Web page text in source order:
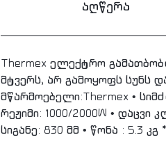
აღწერა
Thermex ელექტრო
მტვერს, არ გამოყოფს სუნს
მწარმოებელი:Thermex •
რეჟიმი: 1000/2000W • დაცვი
სიგანე: 830 მმ • წონა : 5.3